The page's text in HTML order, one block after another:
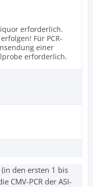
erforderlich.
Für PCR-
einer
erforderlich.
den ersten 1 bis
CMV-PCR der ASI-